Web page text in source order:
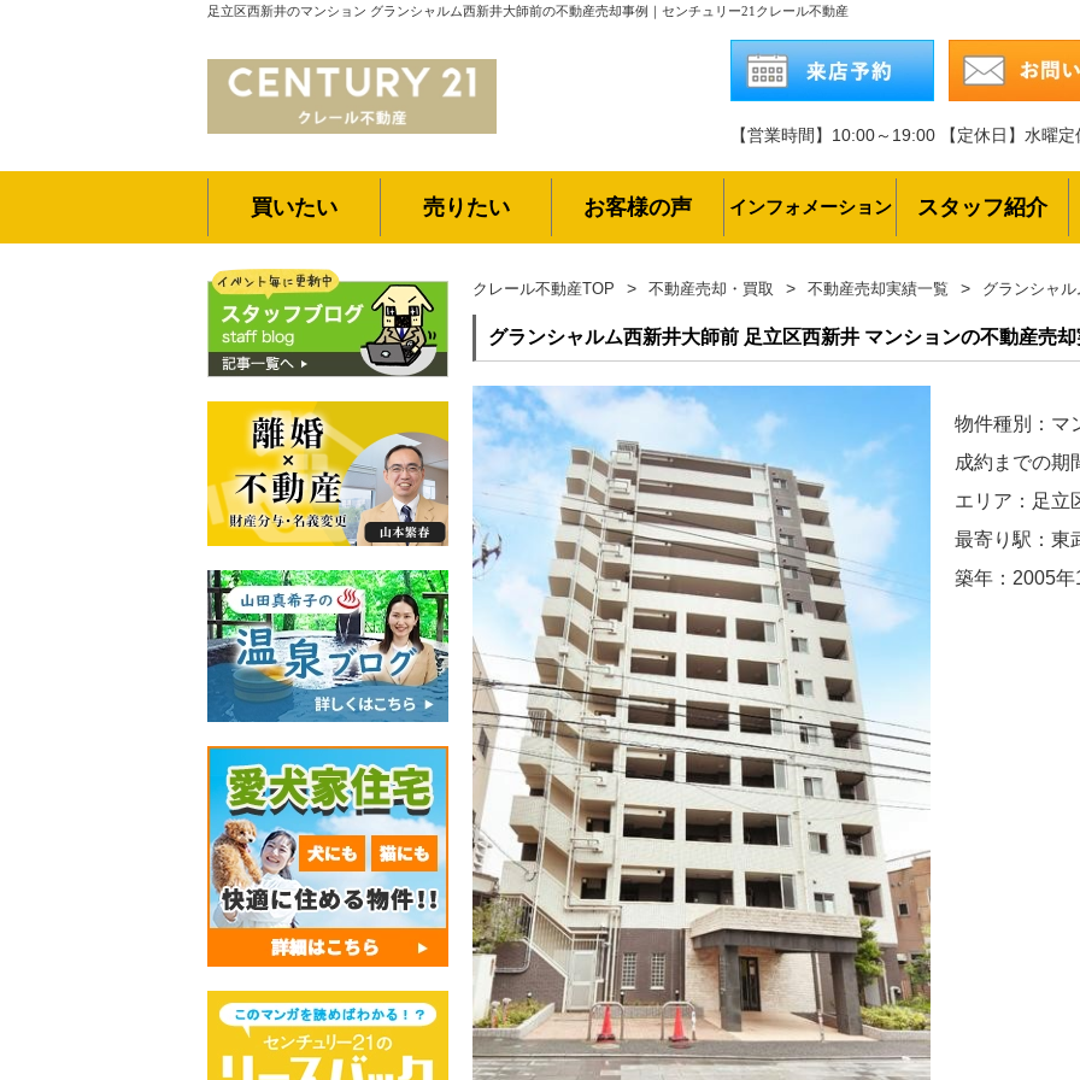
足立区西新井のマンション グランシャルム西新井大師前の不動産売却事例｜センチュリー21クレール不動産
【営業時間】10:00～19:00 【定休日】水曜定
買いたい 売りたい お客様の声 インフォメーション スタッフ紹介
クレール不動産TOP 不動産売却・買取 不動産売却実績一覧 グランシャ
グランシャルム西新井大師前 足立区西新井 マンションの不動産売
物件種別：マ
成約までの期
エリア：足立
最寄り駅：東
築年：2005年